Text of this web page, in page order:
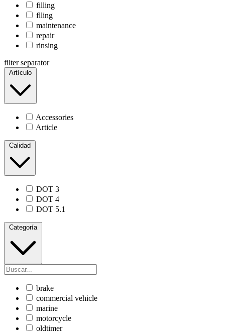
filling
flling
maintenance
repair
rinsing
filter separator
Artículo
Accessories
Article
Calidad
DOT 3
DOT 4
DOT 5.1
Categoría
brake
commercial vehicle
marine
motorcycle
oldtimer